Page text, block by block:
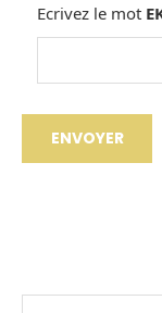
Ecrivez le mot